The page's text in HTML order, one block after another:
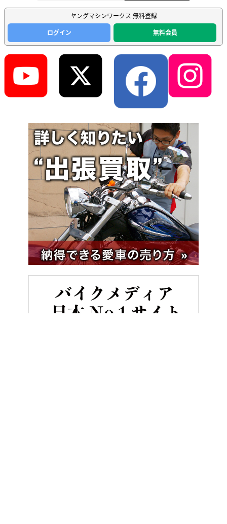
ヤングマシンワークス 無料登録
ログイン
無料会員